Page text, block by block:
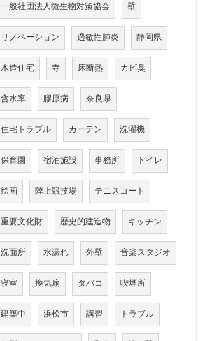
一般社団法人微生物対策協会 壁
リノベーション 過敏性肺炎 静岡県
木造住宅 寺 床断熱 カビ臭
含水率 膠原病 奈良県
住宅トラブル カーテン 洗濯機
保育園 宿泊施設 事務所 トイレ
絵画 陸上競技場 テニスコート
重要文化財 歴史的建造物 キッチン
洗面所 水漏れ 外壁 音楽スタジオ
寝室 換気扇 タバコ 喫煙所
建築中 浜松市 講習 トラブル